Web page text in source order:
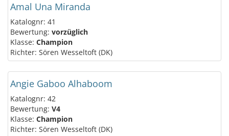
Amal Una Miranda
Katalognr: 41
Bewertung: vorzüglich
Klasse: Champion
Richter: Sören Wesseltoft (DK)
Angie Gaboo Alhaboom
Katalognr: 42
Bewertung: V4
Klasse: Champion
Richter: Sören Wesseltoft (DK)